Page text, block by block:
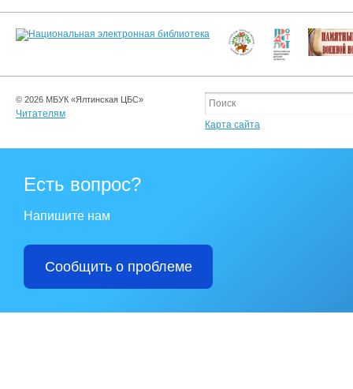
© 2026 МБУК «Ялтинская ЦБС»
Читателям
Карта сайта
Есть вопрос?
Напишите нам
Сообщить о проблеме